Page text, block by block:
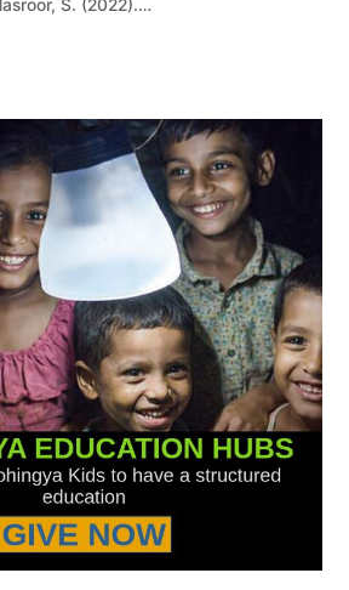
S. (2022).…